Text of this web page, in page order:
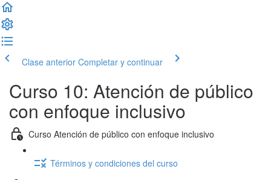
Clase anterior Completar y continuar
Curso 10: Atención de público
con enfoque inclusivo
Curso Atención de público con enfoque inclusivo
Términos y condiciones del curso